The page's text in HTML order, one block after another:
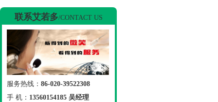
联系艾若多/CONTACT US
服务热线： 86-020-39522308
手 机： 13560154185 吴经理